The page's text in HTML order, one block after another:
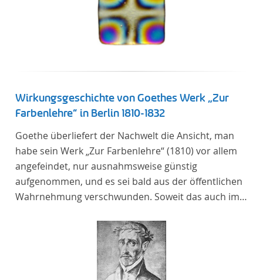
Wirkungsgeschichte von Goethes Werk „Zur
Farbenlehre“ in Berlin 1810-1832
Goethe überliefert der Nachwelt die Ansicht, man
habe sein Werk „Zur Farbenlehre“ (1810) vor allem
angefeindet, nur ausnahmsweise günstig
aufgenommen, und es sei bald aus der öffentlichen
Wahrnehmung verschwunden. Soweit das auch im
Ausnahme. Hier förderte Altenstein mit dem ihm
unterstellten Kultusministerium Maßnahmen zur
Vertiefung und Verbreitung von Aspekten der
„Farbenlehre“, indem er Wissenschaftler und